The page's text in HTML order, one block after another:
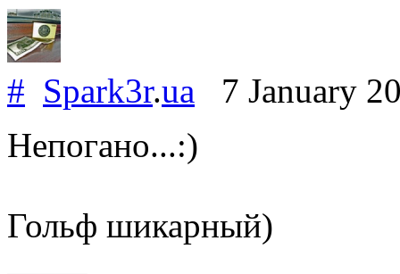
# Spark3r.ua 7 January
Непогано...:)
Гольф шикарный)